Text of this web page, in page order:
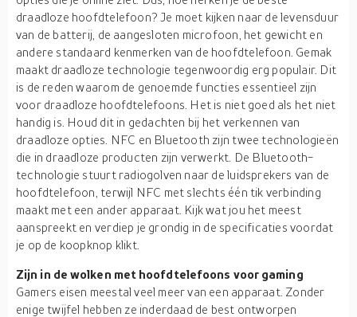
draadloze hoofdtelefoon? Je moet kijken naar de levensduur
van de batterij, de aangesloten microfoon, het gewicht en
andere standaard kenmerken van de hoofdtelefoon. Gemak
maakt draadloze technologie tegenwoordig erg populair. Dit
is de reden waarom de genoemde functies essentieel zijn
voor draadloze hoofdtelefoons. Het is niet goed als het niet
handig is. Houd dit in gedachten bij het verkennen van
draadloze opties. NFC en Bluetooth zijn twee technologieën
die in draadloze producten zijn verwerkt. De Bluetooth-
technologie stuurt radiogolven naar de luidsprekers van de
hoofdtelefoon, terwijl NFC met slechts één tik verbinding
maakt met een ander apparaat. Kijk wat jou het meest
aanspreekt en verdiep je grondig in de specificaties voordat
je op de koopknop klikt.
Zijn in de wolken met hoofdtelefoons voor gaming
Gamers eisen meestal veel meer van een apparaat. Zonder
enige twijfel hebben ze inderdaad de best ontworpen